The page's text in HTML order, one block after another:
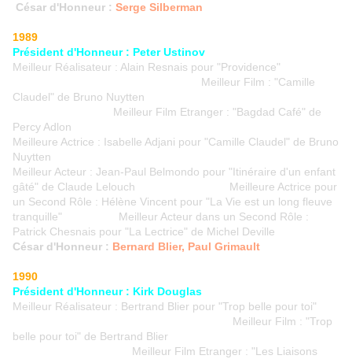
César d'Honneur : Serge Silberman
1989
Président d'Honneur : Peter Ustinov
Meilleur Réalisateur : Alain Resnais pour "Providence"
Meilleur Film : "Camille
Claudel" de Bruno Nuytten
Meilleur Film Etranger : "Bagdad Café" de
Percy Adlon
Meilleure Actrice : Isabelle Adjani pour "Camille Claudel" de Bruno
Nuytten
Meilleur Acteur : Jean-Paul Belmondo pour "Itinéraire d'un enfant
gâté" de Claude Lelouch Meilleure Actrice pour
un Second Rôle : Hélène Vincent pour "La Vie est un long fleuve
tranquille" Meilleur Acteur dans un Second Rôle :
Patrick Chesnais pour "La Lectrice" de Michel Deville
César d'Honneur : Bernard Blier, Paul Grimault
1990
Président d'Honneur : Kirk Douglas
Meilleur Réalisateur : Bertrand Blier pour "Trop belle pour toi"
Meilleur Film : "Trop
belle pour toi" de Bertrand Blier
Meilleur Film Etranger : "Les Liaisons